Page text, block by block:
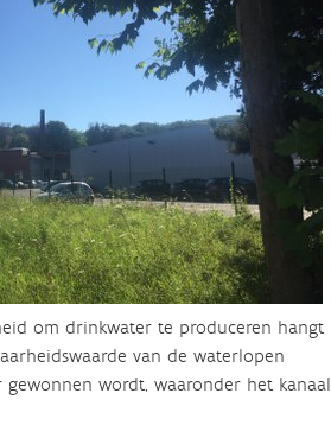
om drinkwater te produceren hangt
van de waterlopen
wordt, waaronder het kanaal